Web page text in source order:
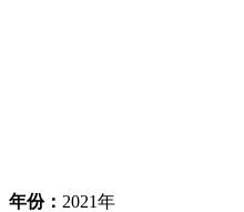
年份： 2021年